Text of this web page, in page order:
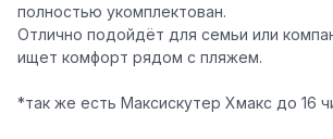
полностью укомплектован.
Отлично подойдёт для семьи или
ищет комфорт рядом с пляжем.
*так же есть Максискутер Хмакс до 16